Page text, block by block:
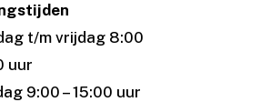
t/m vrijdag 8:00
uur
9:00 – 15:00 uur